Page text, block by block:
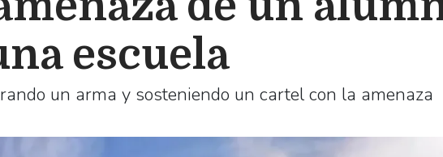
escuela
un arma y sosteniendo un cartel con la amenaza